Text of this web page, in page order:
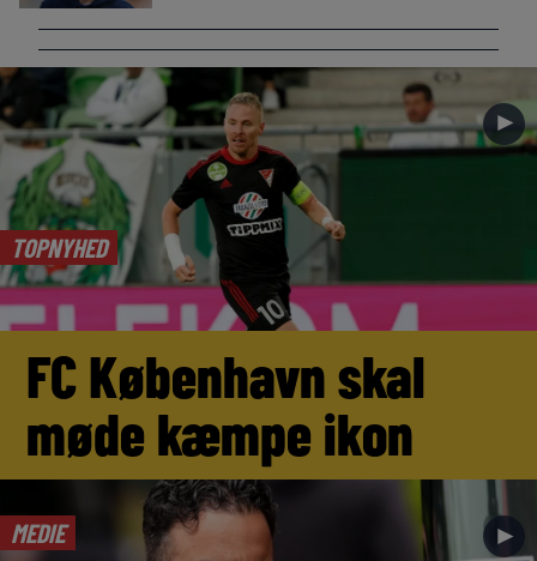
TOPNYHED
►
FC København skal
møde kæmpe ikon
MEDIE ►